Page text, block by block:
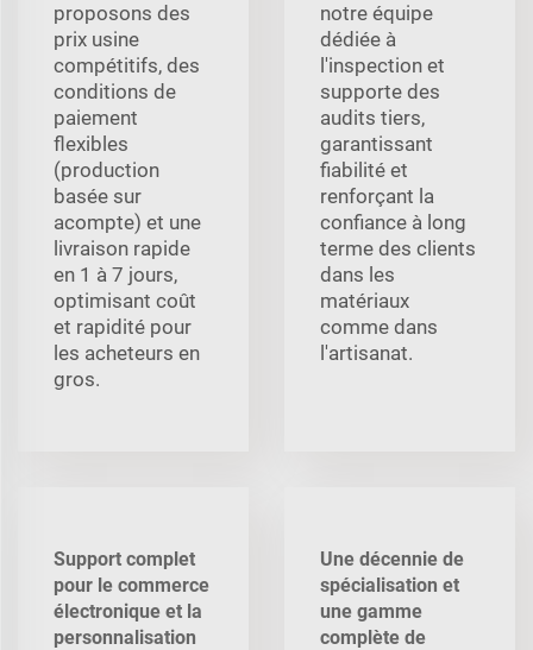
proposons des
prix usine
compétitifs, des
conditions de
paiement
flexibles
(production
basée sur
acompte) et une
livraison rapide
en 1 à 7 jours,
optimisant coût
et rapidité pour
les acheteurs en
gros.
notre équipe
dédiée à
l'inspection et
supporte des
audits tiers,
garantissant
fiabilité et
renforçant la
confiance à long
terme des clients
dans les
matériaux
comme dans
l'artisanat.
Support complet
pour le commerce
électronique et la
personnalisation
Une décennie de
spécialisation et
une gamme
complète de